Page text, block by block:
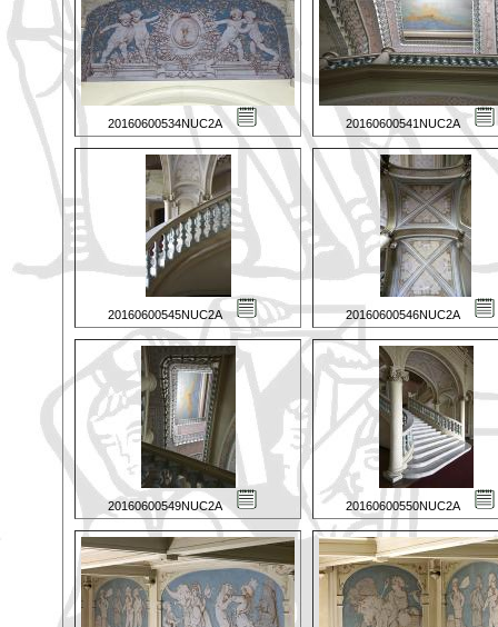
20160600534NUC2A 20160600541NUC2A
20160600545NUC2A 20160600546NUC2A
20160600549NUC2A 20160600550NUC2A